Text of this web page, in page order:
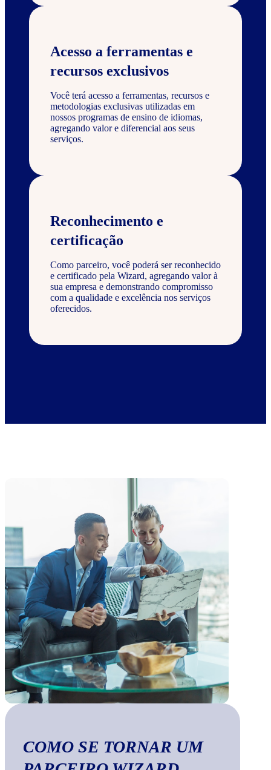
Acesso a ferramentas e
recursos exclusivos
Você terá acesso a ferramentas, recursos e
metodologias exclusivas utilizadas em
nossos programas de ensino de idiomas,
agregando valor e diferencial aos seus
serviços.
Reconhecimento e
certificação
Como parceiro, você poderá ser reconhecido
e certificado pela Wizard, agregando valor à
sua empresa e demonstrando compromisso
com a qualidade e excelência nos serviços
oferecidos.
COMO SE TORNAR UM